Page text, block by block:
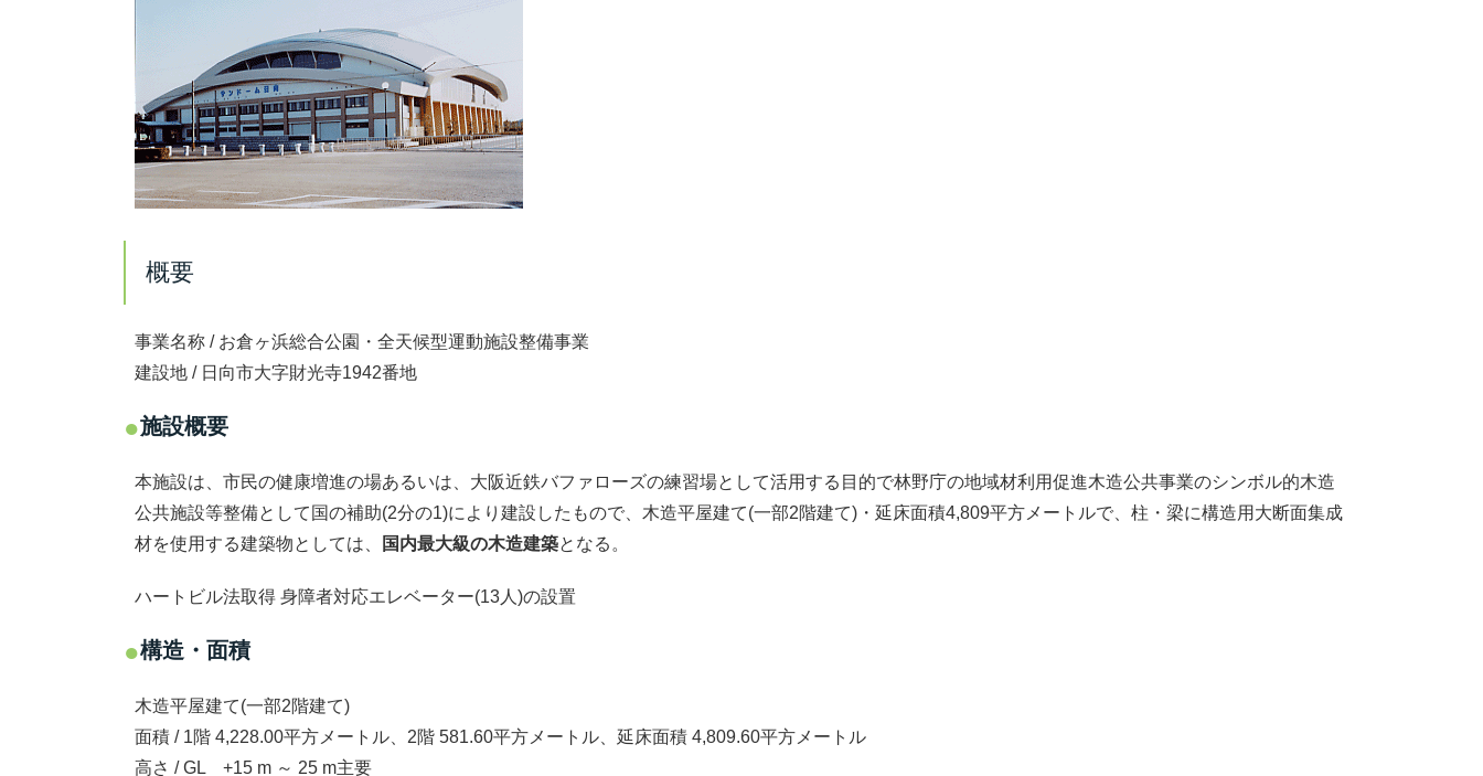
概要
事業名称 / お倉ヶ浜総合公園・全天候型運動施設整備事業
建設地 / 日向市大字財光寺1942番地
施設概要
本施設は、市民の健康増進の場あるいは、大阪近鉄バファローズの練習場として活用する目的で林野庁の地域材利用促進木造公共事業のシンボル的木造
公共施設等整備として国の補助(2分の1)により建設したもので、木造平屋建て(一部2階建て)・延床面積4,809平方メートルで、柱・梁に構造用大断面集成
材を使用する建築物としては、
国内最大級の木造建築となる。
ハートビル法取得 身障者対応エレベーター(13人)の設置
構造・面積
木造平屋建て(一部2階建て)
面積 / 1階 4,228.00平方メートル、2階 581.60平方メートル、延床面積 4,809.60平方メートル
高さ / GL +15 m ～ 25 m主要